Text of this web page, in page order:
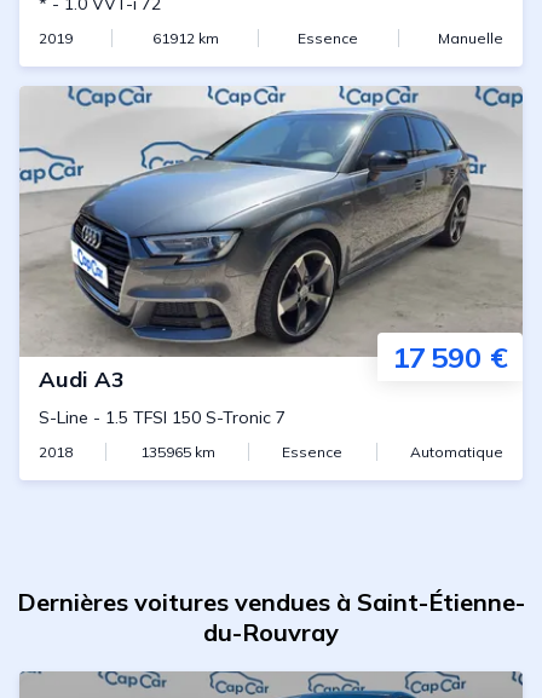
2019 61912km Essence Manuelle
17 590 €
Audi A3
S-Line - 1.5 TFSI 150 S-Tronic 7
2018 135965km Essence Automatique
Dernières voitures vendues à Saint-Étienne-
du-Rouvray